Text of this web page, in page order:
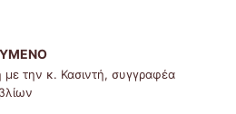
με την κ. Κασιντή, συγγραφέα